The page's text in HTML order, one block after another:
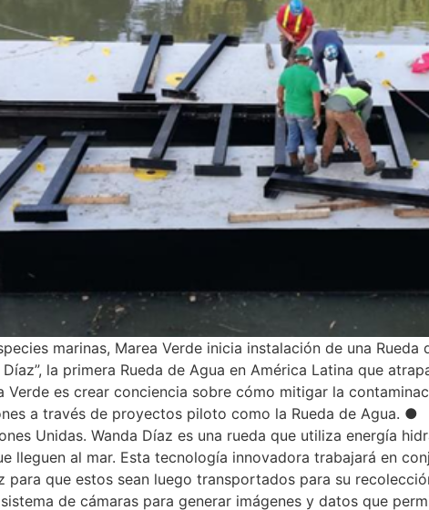
marinas, Marea Verde inicia instalación de una
la primera Rueda de Agua en América Latina que
es crear conciencia sobre cómo mitigar la
a través de proyectos piloto como la Rueda de Agua.
Unidas. Wanda Díaz es una rueda que utiliza energía
lleguen al mar. Esta tecnología innovadora trabajará en
para que estos sean luego transportados para su
de cámaras para generar imágenes y datos que